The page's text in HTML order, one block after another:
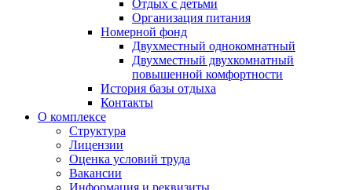
Отдых с детьми
Организация питания
Номерной фонд
Двухместный однокомнатный
Двухместный двухкомнатный
повышенной комфортности
История базы отдыха
Контакты
О комплексе
Структура
Лицензии
Оценка условий труда
Вакансии
Информация и реквизиты